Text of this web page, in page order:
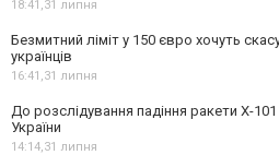
18:41,31 липня
Безмитний ліміт у 150 євро хочуть
українців
16:41,31 липня
До розслідування падіння ракети Х-
України
14:14,31 липня